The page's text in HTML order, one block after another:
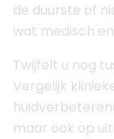
de duurste of
wat medisch
Twijfelt u nog
Vergelijk
maar ook op